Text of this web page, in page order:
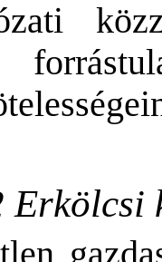
Erkölcsi